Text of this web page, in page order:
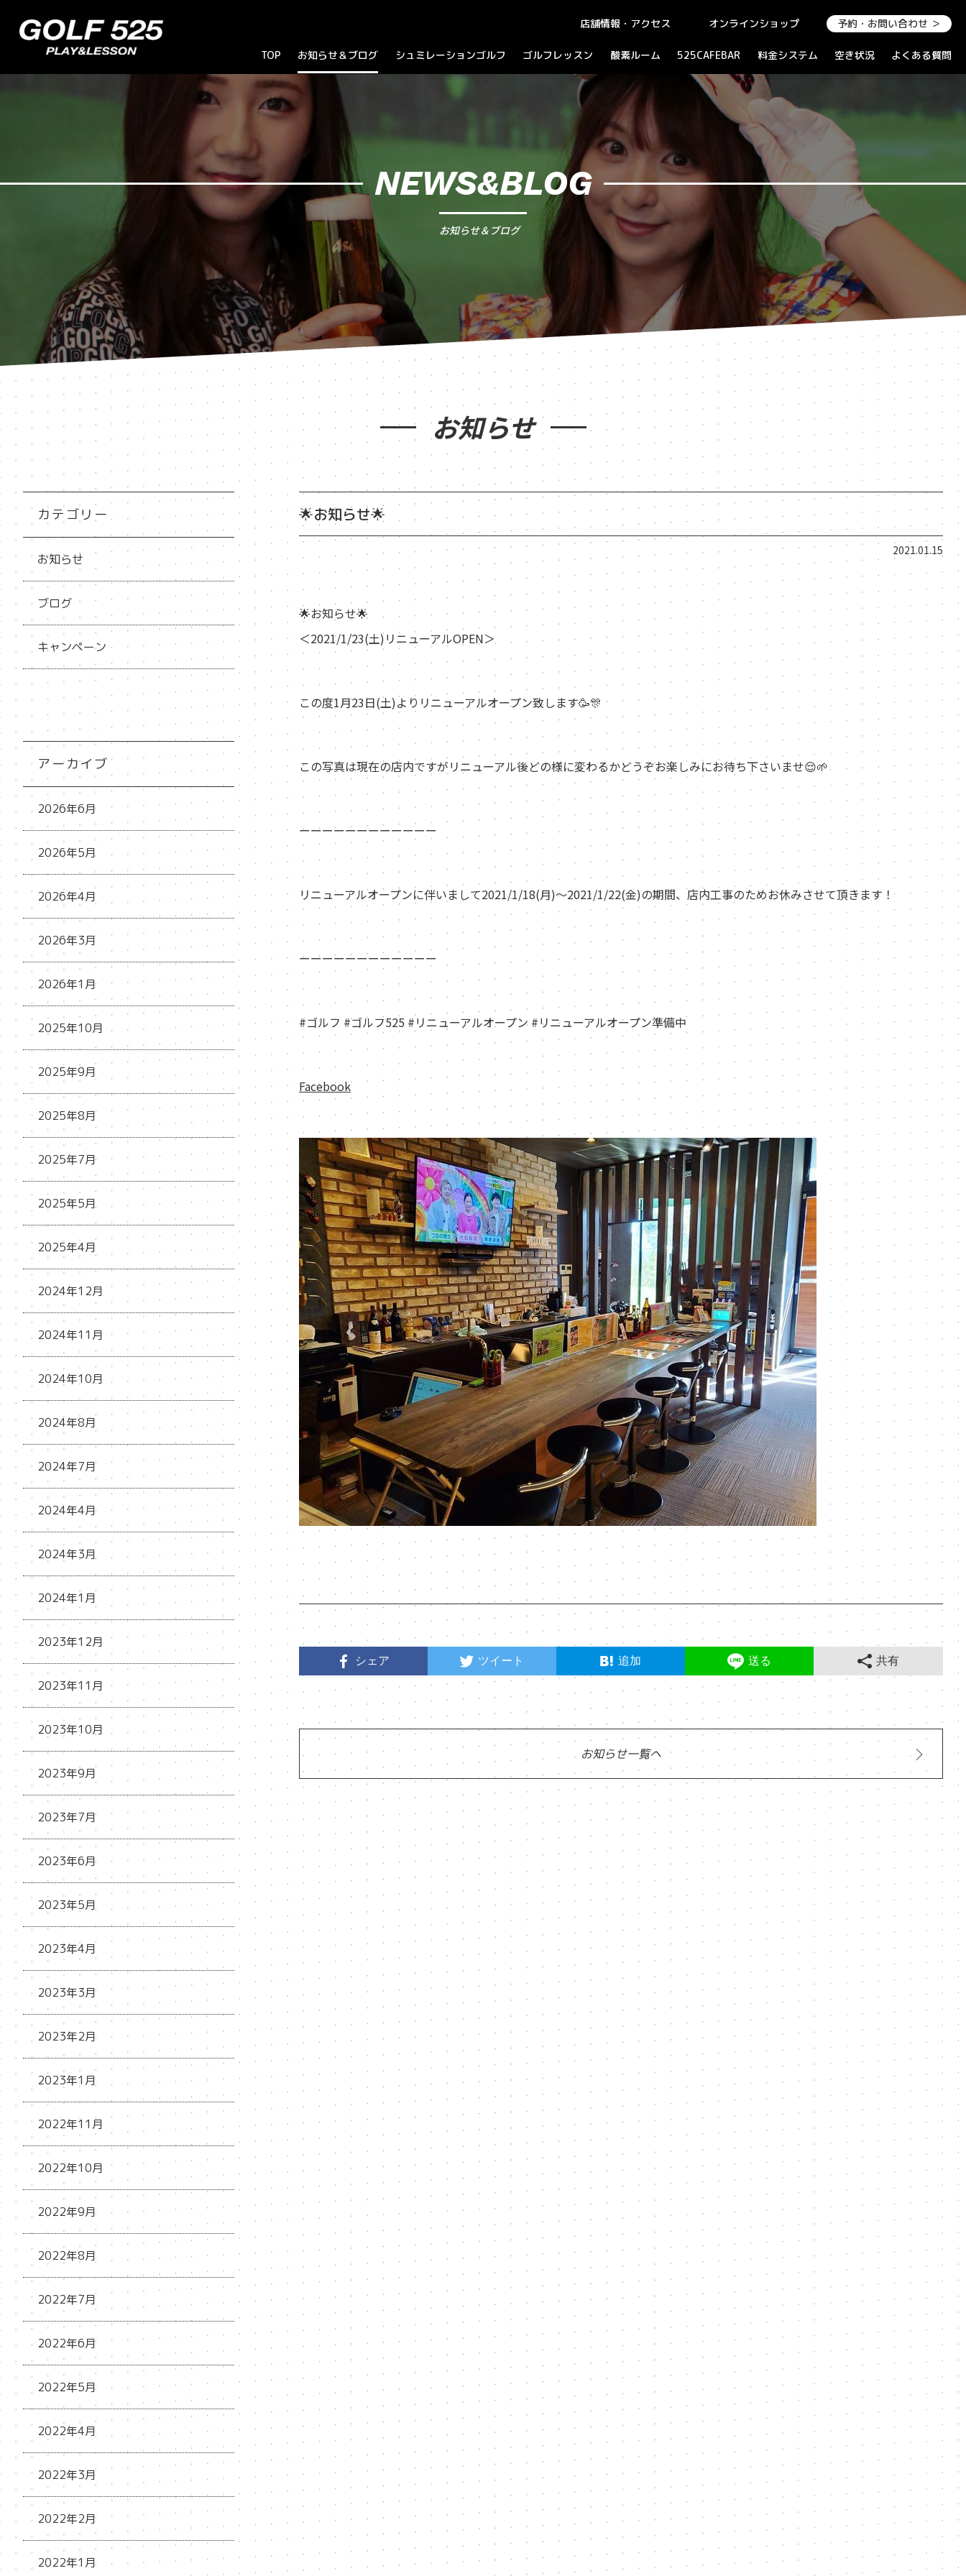
店舗情報・アクセス オンラインショップ 予約・お問い合わせ ＞
TOP お知らせ＆ブログ
お知らせ
キャンペーン
シュミレーションゴルフ
ラウンドプレイ
パーティーコース
ゴルフレッスン 酸素ルーム 525CAFEBAR 料金システム 空き状況 よくある質問
NEWS&BLOG
お知らせ＆ブログ
お知らせ
カテゴリー
お知らせ
ブログ
キャンペーン
アーカイブ
2026年6月
2026年5月
2026年4月
2026年3月
2026年1月
2025年10月
2025年9月
2025年8月
2025年7月
2025年5月
2025年4月
2024年12月
2024年11月
2024年10月
2024年8月
2024年7月
2024年4月
2024年3月
2024年1月
2023年12月
2023年11月
2023年10月
2023年9月
2023年7月
2023年6月
2023年5月
2023年4月
2023年3月
2023年2月
2023年1月
2022年11月
2022年10月
2022年9月
2022年8月
2022年7月
2022年6月
2022年5月
2022年4月
2022年3月
2022年2月
2022年1月
🌟お知らせ🌟
2021.01.15
🌟お知らせ🌟
＜2021/1/23(土)リニューアルOPEN＞
この度1月23日(土)よりリニューアルオープン致します🥳🎊
この写真は現在の店内ですがリニューアル後どの様に変わるかどうぞお楽しみにお待ち下さいませ😌🌱
ーーーーーーーーーーーー
リニューアルオープンに伴いまして2021/1/18(月)〜2021/1/22(金)の期間、店内工事のためお休みさせて頂きます！
ーーーーーーーーーーーー
#ゴルフ #ゴルフ525 #リニューアルオープン #リニューアルオープン準備中
Facebook
シェア ツイート 追加 送る 共有
お知らせ一覧へ